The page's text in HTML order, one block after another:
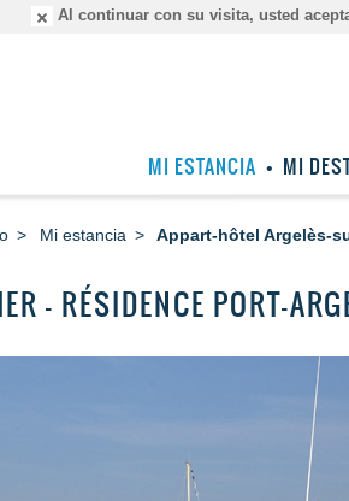
Al continuar con su visita, usted
MI ESTANCIA MI
Mi estancia Appart-hôtel Argelès-
- RÉSIDENCE PORT-